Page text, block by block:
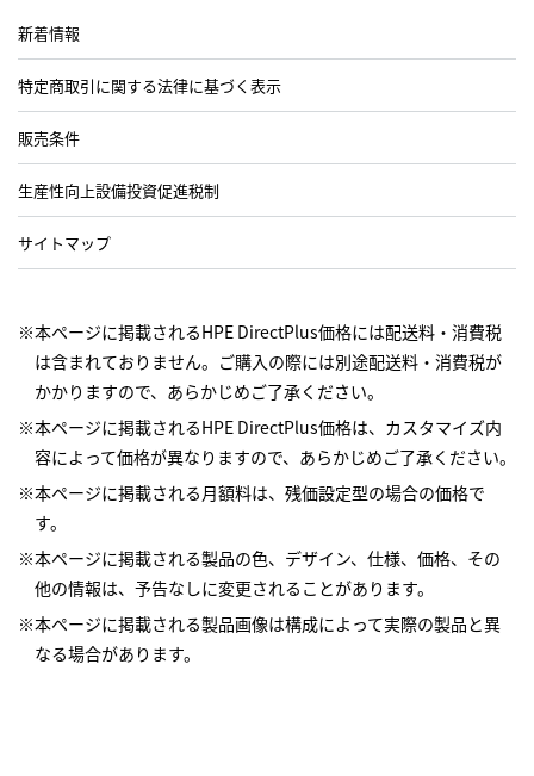
新着情報
特定商取引に関する法律に基づく表示
販売条件
生産性向上設備投資促進税制
サイトマップ
※本ページに掲載されるHPE DirectPlus価格には配送料・消費税
は含まれておりません。ご購入の際には別途配送料・消費税が
かかりますので、あらかじめご了承ください。
※本ページに掲載されるHPE DirectPlus価格は、カスタマイズ内
容によって価格が異なりますので、あらかじめご了承ください。
※本ページに掲載される月額料は、残価設定型の場合の価格で
す。
※本ページに掲載される製品の色、デザイン、仕様、価格、その
他の情報は、予告なしに変更されることがあります。
※本ページに掲載される製品画像は構成によって実際の製品と異
なる場合があります。